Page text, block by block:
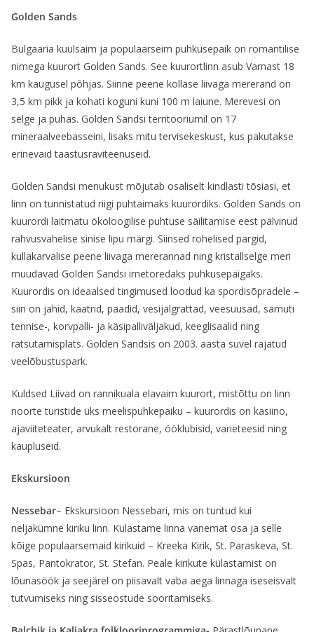
Golden Sands
Bulgaaria kuulsaim ja populaarseim puhkusepaik on romantilise
nimega kuurort Golden Sands. See kuurortlinn asub Varnast 18
km kaugusel põhjas. Siinne peene kollase liivaga mererand on
3,5 km pikk ja kohati koguni kuni 100 m laiune. Merevesi on
selge ja puhas. Golden Sandsi territooriumil on 17
mineraalveebasseini, lisaks mitu tervisekeskust, kus pakutakse
erinevaid taastusraviteenuseid.
Golden Sandsi menukust mõjutab osaliselt kindlasti tõsiasi, et
linn on tunnistatud riigi puhtaimaks kuurordiks. Golden Sands on
kuurordi laitmatu ökoloogilise puhtuse säilitamise eest pälvinud
rahvusvahelise sinise lipu märgi. Siinsed rohelised pargid,
kullakarvalise peene liivaga mererannad ning kristallselge meri
muudavad Golden Sandsi imetoredaks puhkusepaigaks.
Kuurordis on ideaalsed tingimused loodud ka spordisõpradele –
siin on jahid, kaatrid, paadid, vesijalgrattad, veesuusad, samuti
tennise-, korvpalli- ja käsipalliväljakud, keeglisaalid ning
ratsutamisplats. Golden Sandsis on 2003. aasta suvel rajatud
veelõbustuspark.
Kuldsed Liivad on rannikuala elavaim kuurort, mistõttu on linn
noorte turistide üks meelispuhkepaiku – kuurordis on kasiino,
ajaviiteteater, arvukalt restorane, ööklubisid, varieteesid ning
kaupluseid.
Ekskursioon
Nessebar– Ekskursioon Nessebari, mis on tuntud kui
neljakümne kiriku linn. Külastame linna vanemat osa ja selle
kõige populaarsemaid kirikuid – Kreeka Kirik, St. Paraskeva, St.
Spas, Pantokrator, St. Stefan. Peale kirikute külastamist on
lõunasöök ja seejärel on piisavalt vaba aega linnaga iseseisvalt
tutvumiseks ning sisseostude sooritamiseks.